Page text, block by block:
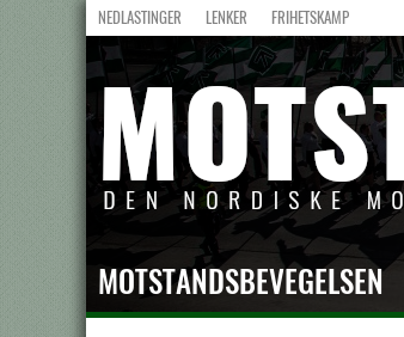
NEDLASTINGER LENKER FRIHETSKAMP
MOTSTANDSBEVEGELSEN